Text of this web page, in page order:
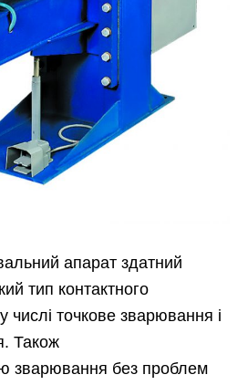
апарат здатний
тип контактного
точкове зварювання і
Також
зварювання без проблем